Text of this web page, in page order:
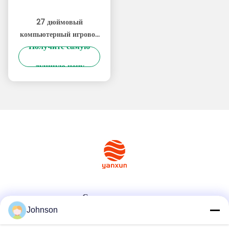
27 дюймовый
компьютерный игровой
монитор 2K 75Hz 165Hz
узкий ремень
Получите самую
лучшую цену
Социальные сети
Johnson